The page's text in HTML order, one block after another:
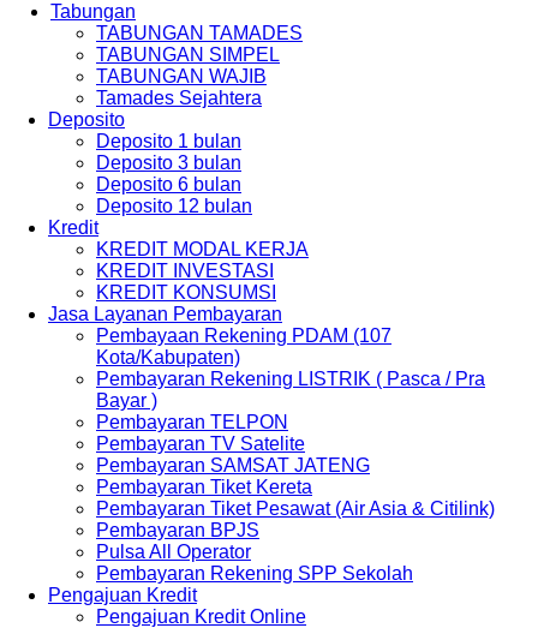
Tabungan
TABUNGAN TAMADES
TABUNGAN SIMPEL
TABUNGAN WAJIB
Tamades Sejahtera
Deposito
Deposito 1 bulan
Deposito 3 bulan
Deposito 6 bulan
Deposito 12 bulan
Kredit
KREDIT MODAL KERJA
KREDIT INVESTASI
KREDIT KONSUMSI
Jasa Layanan Pembayaran
Pembayaan Rekening PDAM (107
Kota/Kabupaten)
Pembayaran Rekening LISTRIK ( Pasca / Pra
Bayar )
Pembayaran TELPON
Pembayaran TV Satelite
Pembayaran SAMSAT JATENG
Pembayaran Tiket Kereta
Pembayaran Tiket Pesawat (Air Asia & Citilink)
Pembayaran BPJS
Pulsa All Operator
Pembayaran Rekening SPP Sekolah
Pengajuan Kredit
Pengajuan Kredit Online